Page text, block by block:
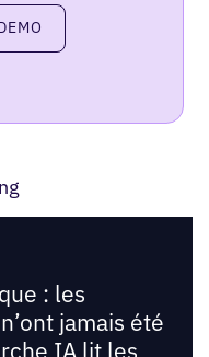
: les
jamais été
IA lit les